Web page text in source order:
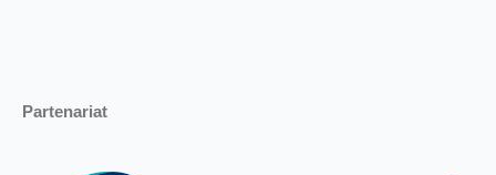
Partenariat